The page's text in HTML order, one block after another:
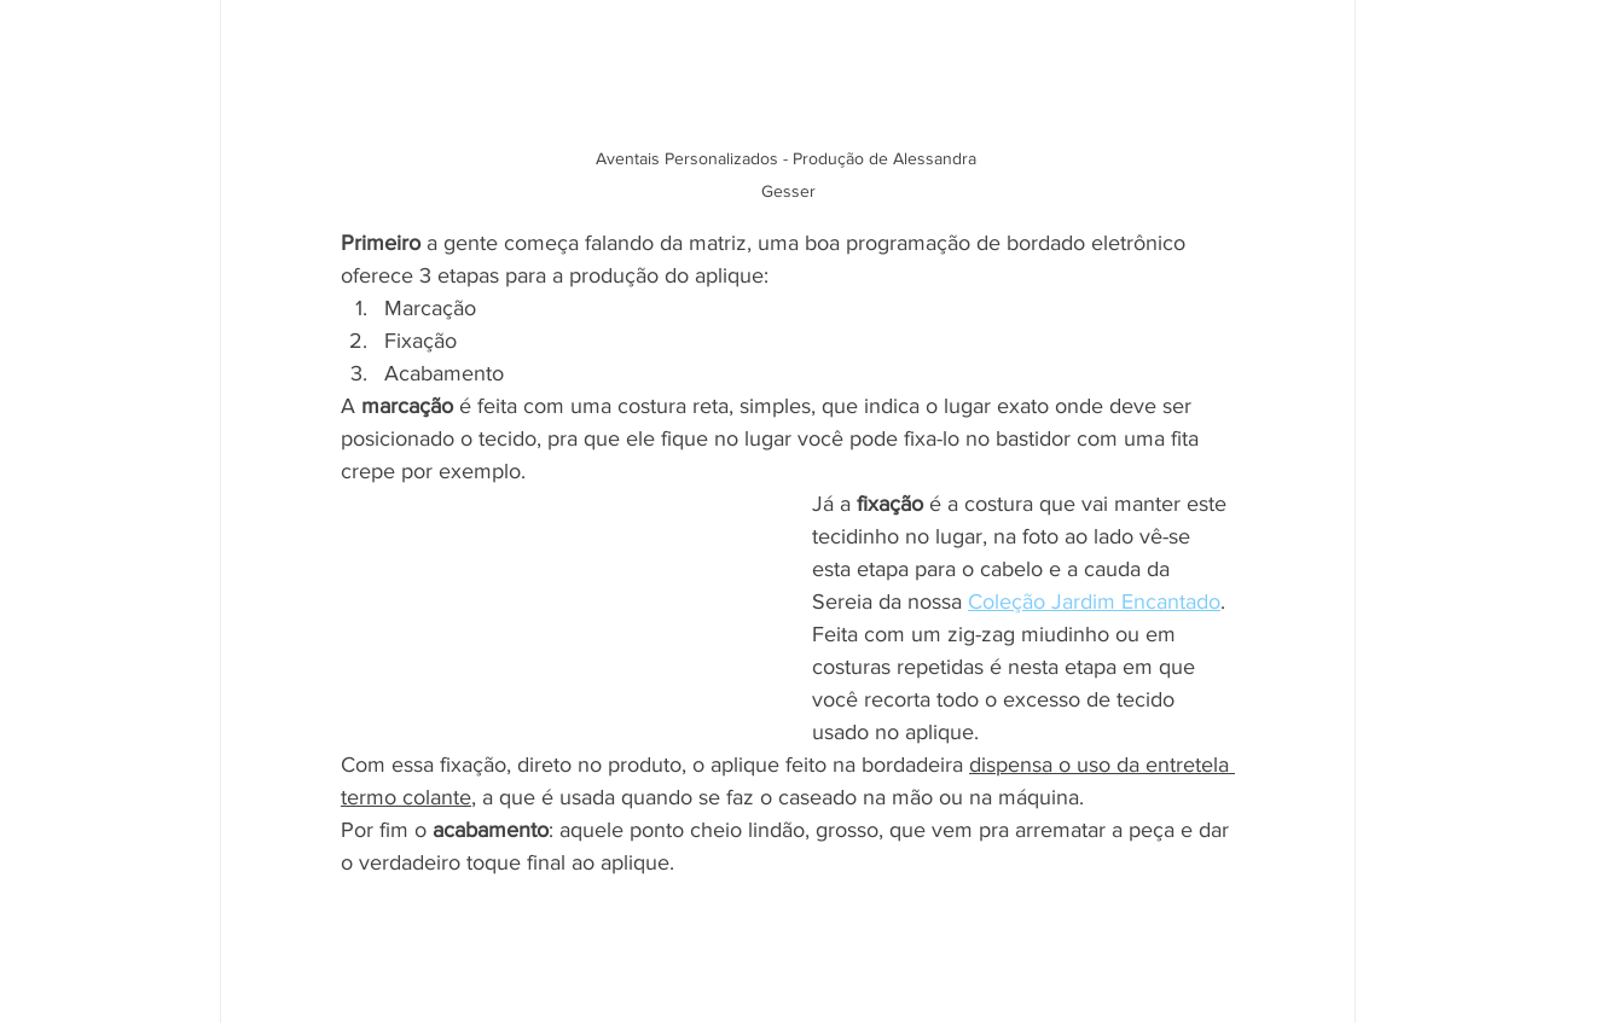
Aventais Personalizados - Produção de Alessandra
Gesser
Primeiro a gente começa falando da matriz, uma boa programação de bordado eletrônico
oferece 3 etapas para a produção do aplique:
Marcação
Fixação
Acabamento
A marcação é feita com uma costura reta, simples, que indica o lugar exato onde deve ser
posicionado o tecido, pra que ele fique no lugar você pode fixa-lo no bastidor com uma fita
crepe por exemplo.
Já a fixação é a costura que vai manter este
tecidinho no lugar, na foto ao lado vê-se
esta etapa para o cabelo e a cauda da
Sereia da nossa Coleção Jardim Encantado.
Feita com um zig-zag miudinho ou em
costuras repetidas é nesta etapa em que
você recorta todo o excesso de tecido
usado no aplique.
Com essa fixação, direto no produto, o aplique feito na bordadeira dispensa o uso da entretela
termo colante, a que é usada quando se faz o caseado na mão ou na máquina.
Por fim o acabamento: aquele ponto cheio lindão, grosso, que vem pra arrematar a peça e dar
o verdadeiro toque final ao aplique.